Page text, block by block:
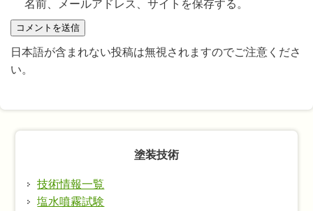
名前、メールアドレス、サイトを保存する。
日本語が含まれない投稿は無視されますのでご注意くださ
い。
塗装技術
技術情報一覧
塩水噴霧試験